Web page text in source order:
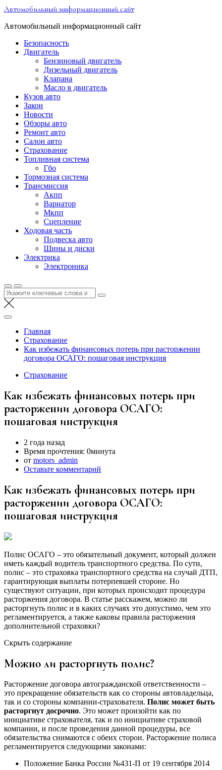
Перейти
содержимому
Автомобильный информационный сайт
Автомобильный информационный сайт
Безопасность
Двигатель
Бензиновый двигатель
Дизельный двигатель
Клапана
Масло в двигатель
Кузов авто
Закон
Новости
Обзоры авто
Ремонт авто
Салон авто
Страхование
Топливная система
Гбо
Тормозная система
Трансмиссия
Акпп
Вариатор
Мкпп
Сцепление
Ходовая часть
Подвеска авто
Шины и диски
Электрика
Электроника
Найти:
Главная
Страхование
Как избежать финансовых потерь при расторжении
договора ОСАГО: пошаговая инструкция
Страхование
Как избежать финансовых потерь при
расторжении договора ОСАГО:
пошаговая инструкция
2 года назад
Время прочтения: 0минута
от motors_admin
Оставьте комментарий
Как избежать финансовых потерь при
расторжении договора ОСАГО:
пошаговая инструкция
Полис ОСАГО – это обязательный документ, который должен
иметь каждый водитель транспортного средства. По сути,
полис – это страховка транспортного средства на случай ДТП,
гарантирующая выплаты потерпевшей стороне. Но
существуют ситуации, при которых происходит процедура
расторжения договора. В статье расскажем, можно ли
расторгнуть полис и в каких случаях это допустимо, чем это
регламентируется, а также каковы правила расторжения
дополнительной страховки?
Скрыть содержание
Можно ли расторгнуть полис?
Расторжение договора автогражданской ответственности –
это прекращение обязательств как со стороны автовладельца,
так и со стороны компании-страхователя. Полис может быть
расторгнут досрочно. Это может произойти как по
инициативе страхователя, так и по инициативе страховой
компании, и после проведения данной процедуры, все
обязательства снимаются с обеих сторон. Расторжение полиса
регламентируется следующими законами:
Положение Банка России №431-П от 19 сентября 2014